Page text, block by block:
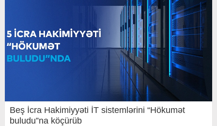
Beş İcra Hakimiyyəti İT sistemlərini “Hökumət
buludu”na köçürüb